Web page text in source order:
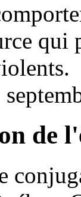
qui
de